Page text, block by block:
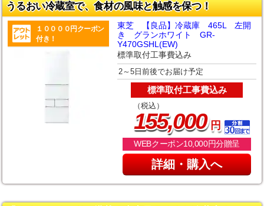
うるおい冷蔵室で、食材の風味と触感を保つ！
１００００円クーポン
付き！
東芝 【良品】冷蔵庫 465L 左開
き グランホワイト GR-
Y470GSHL(EW)
標準取付工事費込み
2～5日前後でお届け予定
標準取付工事費込み
（税込）
155,000円
WEBクーポン10,000円分贈呈
詳細・購入へ